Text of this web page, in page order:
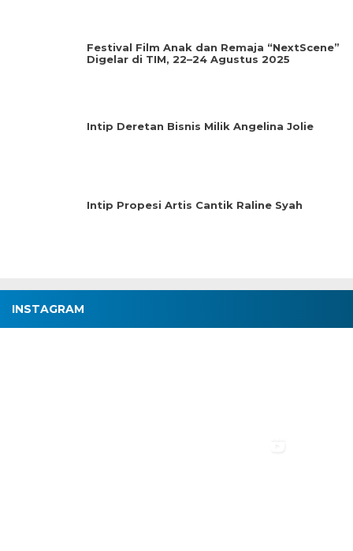
Festival Film Anak dan Remaja “NextScene”
Digelar di TIM, 22–24 Agustus 2025
Intip Deretan Bisnis Milik Angelina Jolie
Intip Propesi Artis Cantik Raline Syah
INSTAGRAM